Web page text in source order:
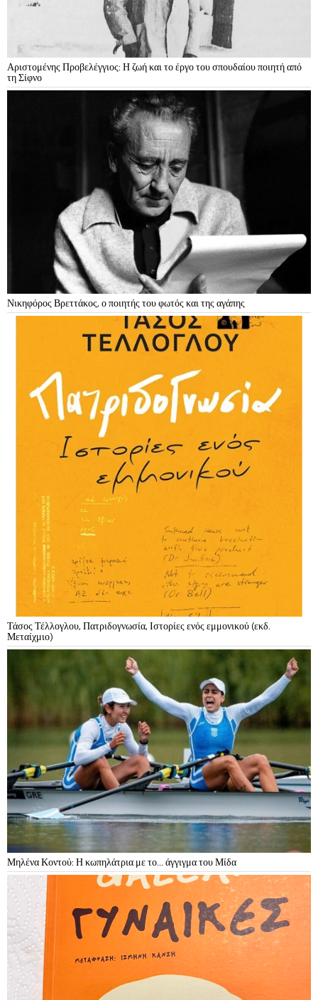
Αριστομένης Προβελέγγιος: Η ζωή και το έργο του σπουδαίου ποιητή από
τη Σίφνο
Νικηφόρος Βρεττάκος, ο ποιητής του φωτός και της αγάπης
Τάσος Τέλλογλου, Πατριδογνωσία, Ιστορίες ενός εμμονικού (εκδ.
Μεταίχμιο)
Μηλένα Κοντού: Η κωπηλάτρια με το… άγγιγμα του Μίδα